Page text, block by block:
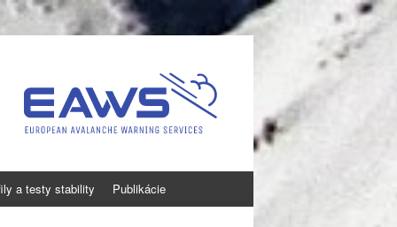
a testy stability Publikácie